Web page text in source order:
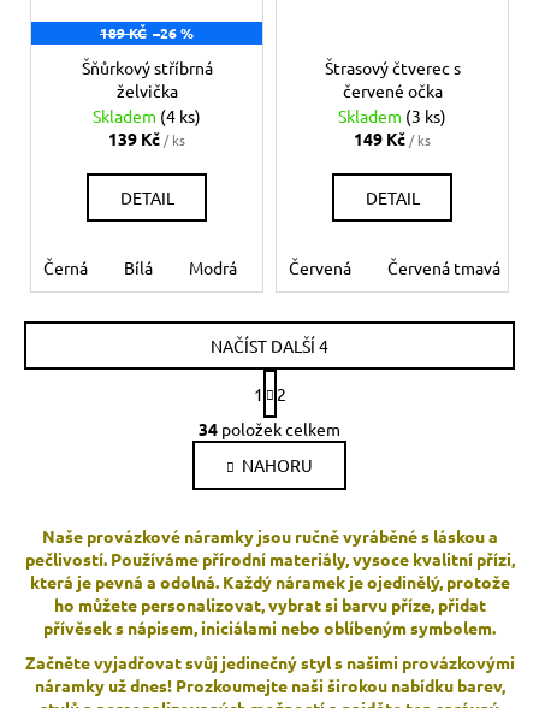
189 KČ –26 %
Šňůrkový stříbrná
želvička
Skladem (4 ks)
139 Kč/ ks
DETAIL
Černá Bílá Modrá Ružová Červená
Štrasový čtverec s
červené očka
Skladem (3 ks)
149 Kč/ ks
DETAIL
Červená Červená tmavá
O
v
l
á
a
c
í
p
r
v
NAČÍST DALŠÍ 4
S
t
r
á
n
k
v
á
n
í
1
2
34 položek celkem
NAHORU
Naše provázkové náramky jsou ručně vyráběné s láskou a
pečlivostí. Používáme přírodní materiály, vysoce kvalitní přízi,
která je pevná a odolná. Každý náramek je ojedinělý, protože
ho můžete personalizovat, vybrat si barvu příze, přidat
přívěsek s nápisem, iniciálami nebo oblíbeným symbolem.
Začněte vyjadřovat svůj jedinečný styl s našimi provázkovými
náramky už dnes! Prozkoumejte naši širokou nabídku barev,